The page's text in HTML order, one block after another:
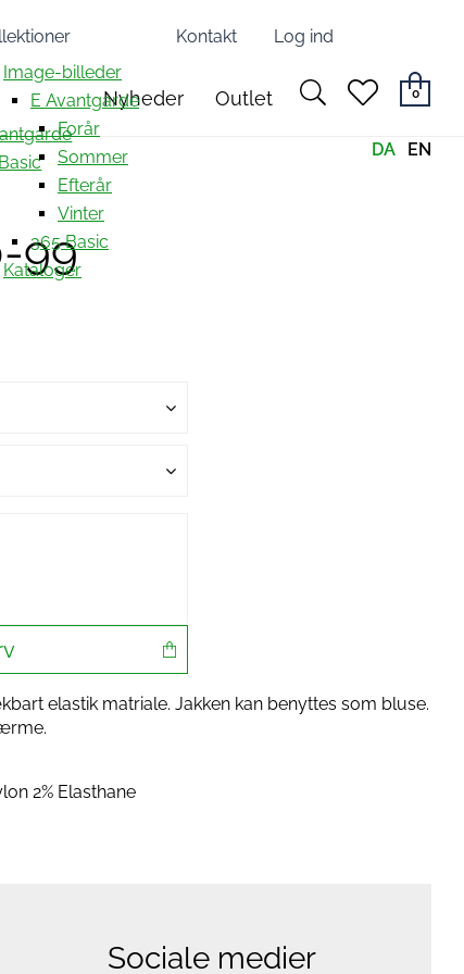
Nyheder Outlet
searchheart
0
Image-billeder
E Avantgarde
Forår
Sommer
Efterår
Vinter
365 Basic
Kataloger
Kontakt Log ind
DA EN
99
elastik matriale. Jakken kan benyttes som bluse.
2% Elasthane
Sociale medier